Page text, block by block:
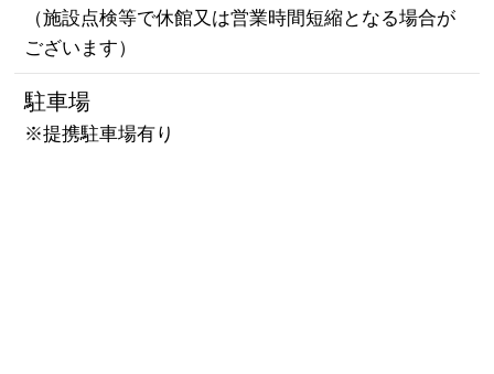
（施設点検等で休館又は営業時間短縮となる場合が
ございます）
駐車場
※提携駐車場有り